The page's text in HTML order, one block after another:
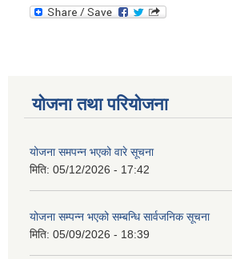
योजना तथा परियोजना
योजना समपन्न भएको वारे सूचना
मिति: 05/12/2026 - 17:42
योजना सम्पन्न भएको सम्बन्धि सार्वजनिक सूचना
मिति: 05/09/2026 - 18:39